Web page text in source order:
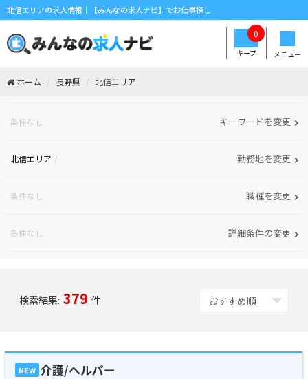
北信エリアの求人情報｜【みんなの求人ナビ】でお仕事探し
メニュー
キープ
0
ホーム 長野県 北信エリア
条件なし キーワードを変更
北信エリア 勤務地を変更
条件なし 職種を変更
条件なし 詳細条件の変更
検索結果: 379 件
NEW 介護/ヘルパー